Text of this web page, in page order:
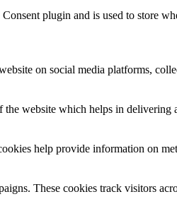
plugin and is used to store
on social media platforms,
website which helps in delivering
help provide information on
These cookies track visitors